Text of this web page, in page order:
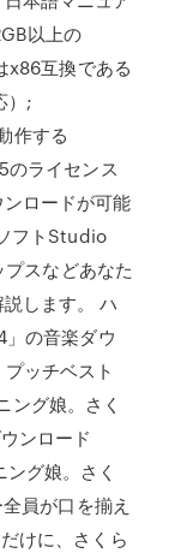
以上の
x86互換である
）;
作する
ライセンス
ロードが可能
フトStudio
スなどあなた
します。 ハ
の音楽ダウ
ッチベスト
ング娘。さく
ンロード
グ娘。さく
員が口を揃え
けに、さくら